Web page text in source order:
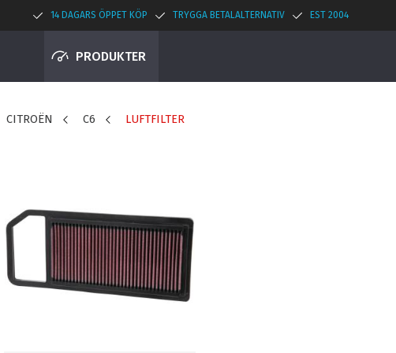
14 DAGARS ÖPPET KÖP TRYGGA BETALALTERNATIV EST 2004
PRODUKTER
CITROËN C6 LUFTFILTER